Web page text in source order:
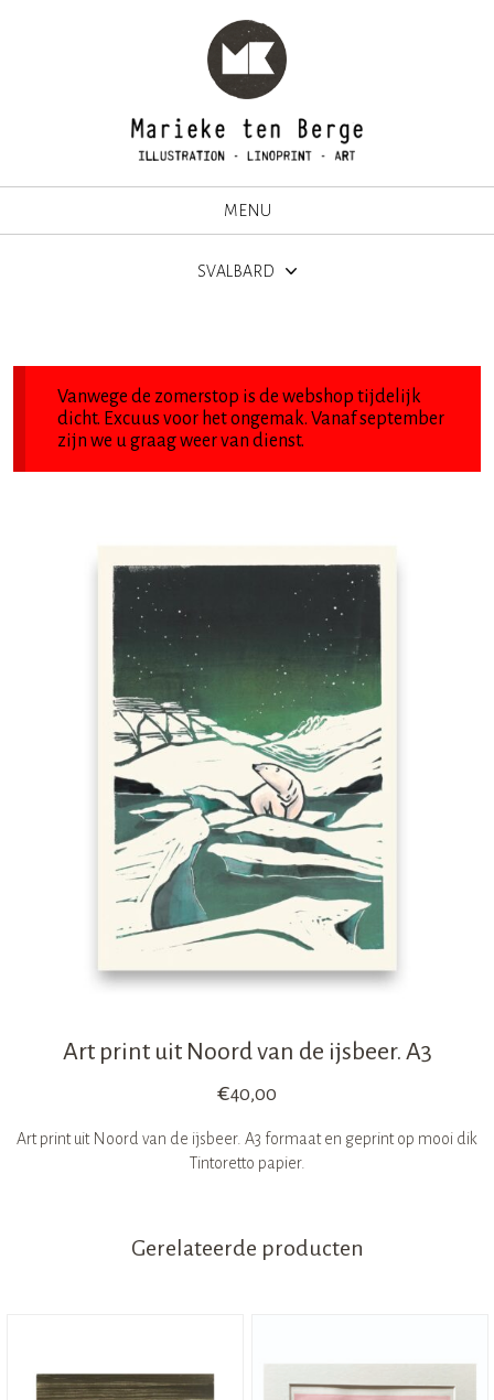
MENU
SVALBARD
Vanwege de zomerstop is de webshop tijdelijk
dicht. Excuus voor het ongemak. Vanaf september
zijn we u graag weer van dienst.
Art print uit Noord van de ijsbeer. A3
€40,00
Art print uit Noord van de ijsbeer. A3 formaat en geprint op mooi dik
Tintoretto papier.
Gerelateerde producten